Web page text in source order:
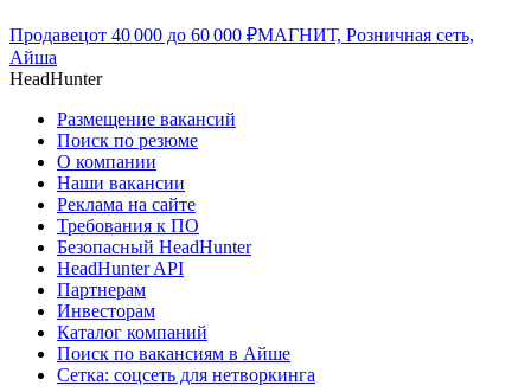
Продавецот 40 000 до 60 000 ₽МАГНИТ, Розничная сеть,
Айша
HeadHunter
Размещение вакансий
Поиск по резюме
О компании
Наши вакансии
Реклама на сайте
Требования к ПО
Безопасный HeadHunter
HeadHunter API
Партнерам
Инвесторам
Каталог компаний
Поиск по вакансиям в Айше
Сетка: соцсеть для нетворкинга